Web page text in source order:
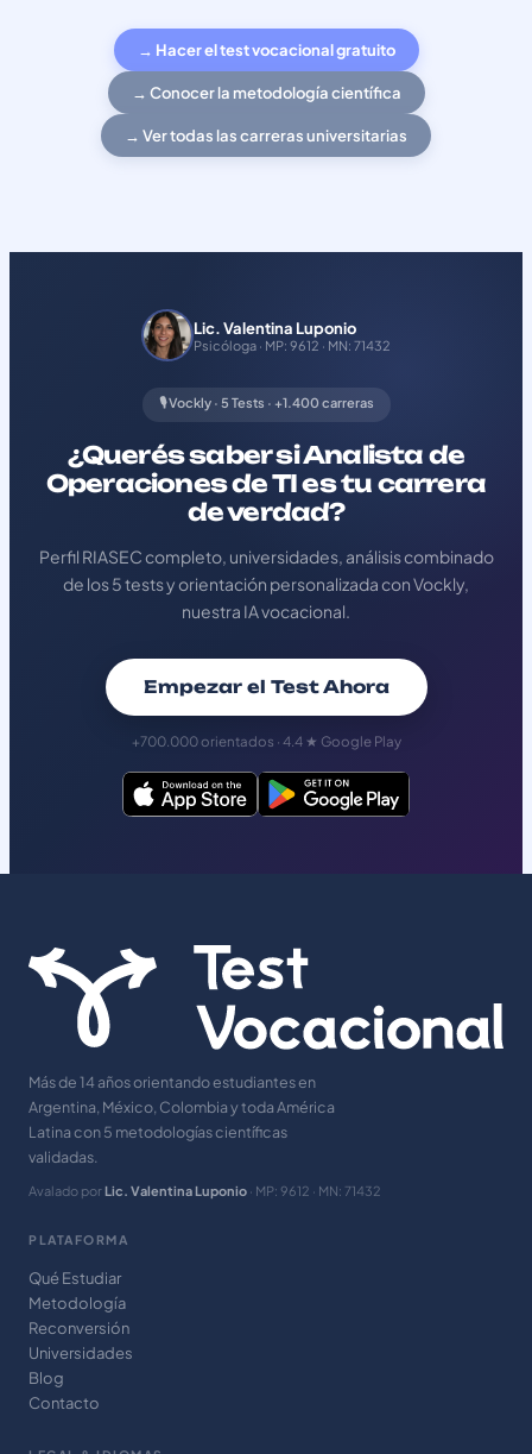
→ Hacer el test vocacional gratuito
→ Conocer la metodología científica
→ Ver todas las carreras universitarias
Lic. Valentina Luponio
Psicóloga · MP: 9612 · MN: 71432
🎙️ Vockly · 5 Tests · +1.400 carreras
¿Querés saber si Analista de
Operaciones de TI es tu carrera
de verdad?
Perfil RIASEC completo, universidades, análisis combinado
de los 5 tests y orientación personalizada con Vockly,
nuestra IA vocacional.
Empezar el Test Ahora
+700.000 orientados · 4.4 ★ Google Play
Más de 14 años orientando estudiantes en
Argentina, México, Colombia y toda América
Latina con 5 metodologías científicas
validadas.
Avalado por Lic. Valentina Luponio · MP: 9612 · MN: 71432
PLATAFORMA
Qué Estudiar
Metodología
Reconversión
Universidades
Blog
Contacto